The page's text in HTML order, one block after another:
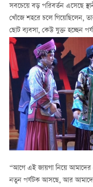
সবচেয়ে বড় পরিবর্তন এসেছে
খোঁজে শহরে চলে গিয়েছিলেন,
ছোট ব্যবসা, কেউ যুক্ত হচ্ছেন
“আগে এই জায়গা নিয়ে আমাদের
নতুন পর্যটক আসছে, আর